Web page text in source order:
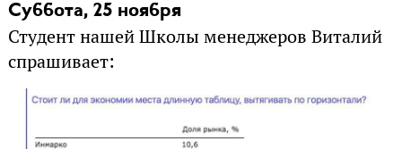
Суббота, 25 ноября
Студент нашей Школы менеджеров Виталий
спрашивает: